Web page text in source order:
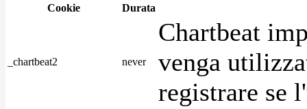
Cookie Durata
_chartbeat2 never
Chartbeat
venga
registrare se